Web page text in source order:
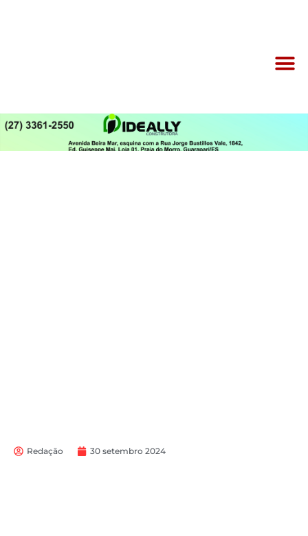
Redação 30 setembro 2024